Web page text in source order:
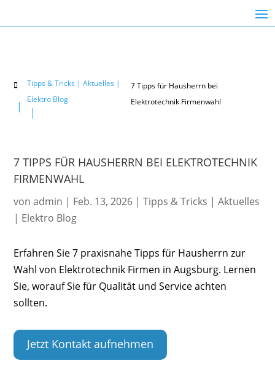

Tipps & Tricks | Aktuelles |
Elektro Blog
7 Tipps für Hausherrn bei
Elektrotechnik Firmenwahl
7 TIPPS FÜR HAUSHERRN BEI ELEKTROTECHNIK
FIRMENWAHL
vonadmin | Feb. 13, 2026 |Tipps & Tricks | Aktuelles
| Elektro Blog
Erfahren Sie 7 praxisnahe Tipps für Hausherrn zur
Wahl von Elektrotechnik Firmen in Augsburg. Lernen
Sie, worauf Sie für Qualität und Service achten
sollten.
Jetzt Kontakt aufnehmen